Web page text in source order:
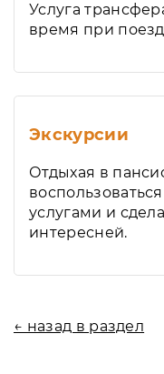
Услуга
время при
Экскурсии
Отдыхая в
услугами и
интересней.
← назад в раздел